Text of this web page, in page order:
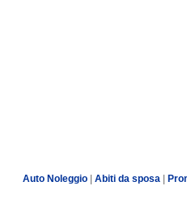
Auto Noleggio Abiti da sposa